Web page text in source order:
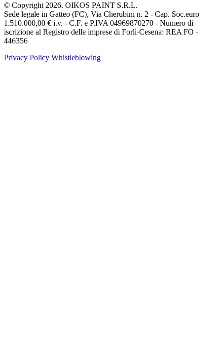
© Copyright 2026. OIKOS PAINT S.R.L.
Sede legale in Gatteo (FC), Via Cherubini n. 2 - Cap. Soc.euro
1.510.000,00 € i.v. - C.F. e P.IVA 04969870270 - Numero di
iscrizione al Registro delle imprese di Forlì-Cesena: REA FO -
446356
Privacy Policy Whistleblowing